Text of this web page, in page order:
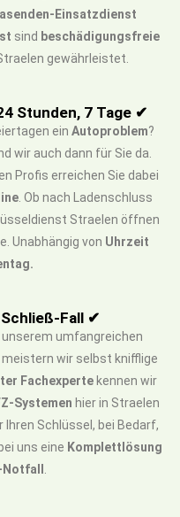
Einsatzdienst
sind beschädigungsfreie
gewährleistet.
Stunden, 7 Tage ✔
ein Autoproblem?
wir auch dann für Sie da.
Profis erreichen Sie dabei
. Ob nach Ladenschluss
Straelen öffnen
Unabhängig von Uhrzeit
Fall ✔
umfangreichen
wir selbst knifflige
Fachexperte kennen wir
Systemen hier in Straelen
Schlüssel, bei Bedarf,
uns eine Komplettlösung